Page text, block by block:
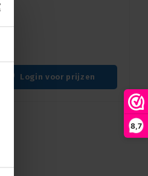
8,7
Login voor prijzen